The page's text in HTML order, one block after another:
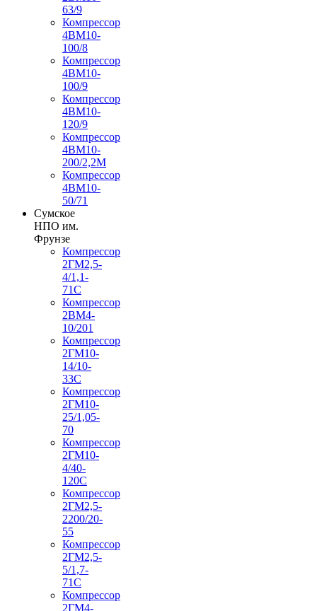
63/9
Компрессор
4ВМ10-
100/8
Компрессор
4ВМ10-
100/9
Компрессор
4ВМ10-
120/9
Компрессор
4ВМ10-
200/2,2М
Компрессор
4ВМ10-
50/71
Сумское
НПО им.
Фрунзе
Компрессор
2ГМ2,5-
4/1,1-
71С
Компрессор
2ВМ4-
10/201
Компрессор
2ГМ10-
14/10-
33С
Компрессор
2ГМ10-
25/1,05-
70
Компрессор
2ГМ10-
4/40-
120С
Компрессор
2ГМ2,5-
2200/20-
55
Компрессор
2ГМ2,5-
5/1,7-
71С
Компрессор
2ГМ4-